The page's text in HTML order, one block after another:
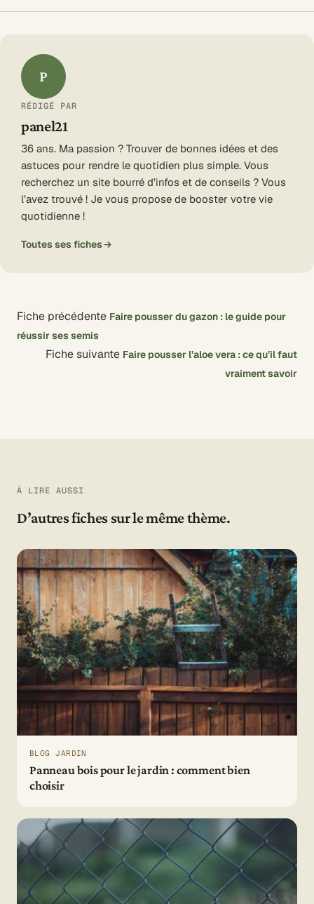
P
RÉDIGÉ PAR
panel21
36 ans. Ma passion ? Trouver de bonnes idées et des
astuces pour rendre le quotidien plus simple. Vous
recherchez un site bourré d’infos et de conseils ? Vous
l’avez trouvé ! Je vous propose de booster votre vie
quotidienne !
Toutes ses fiches
Fiche précédente Faire pousser du gazon : le guide pour
réussir ses semis
Fiche suivante Faire pousser l’aloe vera : ce qu’il faut
vraiment savoir
À LIRE AUSSI
D’autres fiches sur le même thème.
BLOG JARDIN
Panneau bois pour le jardin : comment bien
choisir